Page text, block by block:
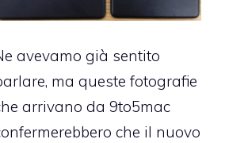
avevamo già sentito
ma queste fotografie
arrivano da 9to5mac
che il nuovo